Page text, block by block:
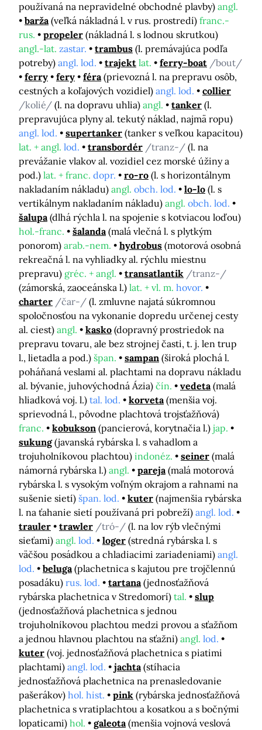
používaná na nepravidelné obchodné plavby) angl.
barža (veľká nákladná l. v rus. prostredí) franc.-
rus.
propeler (nákladná l. s lodnou skrutkou)
angl.-lat. zastar. trambus (l. premávajúca podľa
potreby) angl. lod. trajekt lat. ferry-boat /bout/
ferry
fery féra (prievozná l. na prepravu osôb,
cestných a koľajových vozidiel) angl. lod.
collier
/kolié/ (l. na dopravu uhlia) angl. tanker (l.
prepravujúca plyny al. tekutý náklad, najmä ropu)
angl. lod.
supertanker (tanker s veľkou kapacitou)
lat. + angl. lod. transbordér /tranz-/ (l. na
prevážanie vlakov al. vozidiel cez morské úžiny a
pod.) lat. + franc. dopr. ro-ro (l. s horizontálnym
nakladaním nákladu) angl. obch. lod. lo-lo (l. s
vertikálnym nakladaním nákladu) angl. obch. lod.
šalupa (dlhá rýchla l. na spojenie s kotviacou loďou)
hol.-franc.
šalanda (malá vlečná l. s plytkým
ponorom) arab.-nem. hydrobus (motorová osobná
rekreačná l. na vyhliadky al. rýchlu miestnu
prepravu) gréc. + angl. transatlantik /tranz-/
(zámorská, zaoceánska l.) lat. + vl. m. hovor.
charter /čar-/ (l. zmluvne najatá súkromnou
spoločnosťou na vykonanie dopredu určenej cesty
al. ciest) angl. kasko (dopravný prostriedok na
prepravu tovaru, ale bez strojnej časti, t. j. len trup
l., lietadla a pod.) špan. sampan (široká plochá l.
poháňaná veslami al. plachtami na dopravu nákladu
al. bývanie, juhovýchodná Ázia) čín. vedeta (malá
hliadková voj. l.) tal. lod. korveta (menšia voj.
sprievodná l., pôvodne plachtová trojsťažňová)
franc.
kobukson (pancierová, korytnačia l.) jap.
sukung (javanská rybárska l. s vahadlom a
trojuholníkovou plachtou) indonéz. seiner (malá
námorná rybárska l.) angl. pareja (malá motorová
rybárska l. s vysokým voľným okrajom a rahnami na
sušenie sietí) špan. lod. kuter (najmenšia rybárska
l. na ťahanie sietí používaná pri pobreží) angl. lod.
trauler
trawler /tró-/ (l. na lov rýb vlečnými
sieťami) angl. lod. loger (stredná rybárska l. s
väčšou posádkou a chladiacimi zariadeniami) angl.
lod.
beluga (plachetnica s kajutou pre trojčlennú
posadáku) rus. lod. tartana (jednosťažňová
rybárska plachetnica v Stredomorí) tal.
slup
(jednosťažňová plachetnica s jednou
trojuholníkovou plachtou medzi provou a sťažňom
a jednou hlavnou plachtou na sťažni) angl. lod.
kuter (voj. jednosťažňová plachetnica s piatimi
plachtami) angl. lod. jachta (stíhacia
jednosťažňová plachetnica na prenasledovanie
pašerákov) hol. hist. pink (rybárska jednosťažňová
plachetnica s vratiplachtou a kosatkou a s bočnými
lopaticami) hol. galeota (menšia vojnová veslová